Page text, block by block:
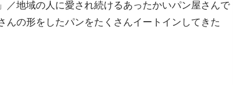
／地域の人に愛され続けるあったかいパン屋さんで
んの形をしたパンをたくさんイートインしてきた